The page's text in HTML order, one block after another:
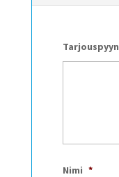
Nimi *